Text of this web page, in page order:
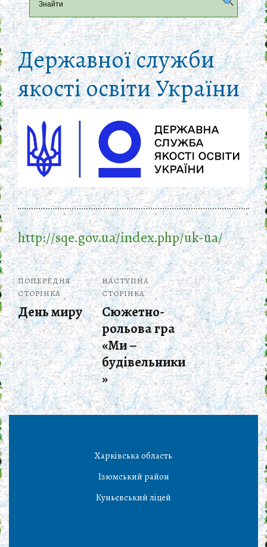
Державної служби
якості освіти України
http://sqe.gov.ua/index.php/uk-ua/
ПОПЕРЕДНЯ
СТОРІНКА
День миру
НАСТУПНА
СТОРІНКА
Сюжетно-
рольова гра
«Ми –
будівельники
»
Харківська область
Ізюмський район
Куньєвський ліцей